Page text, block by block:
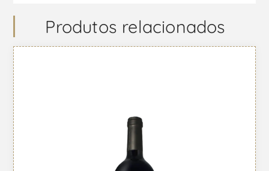
Produtos relacionados